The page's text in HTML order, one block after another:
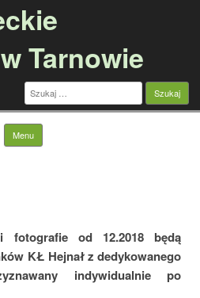
Tarnowie
Szukaj:
Menu Skip to content
fotografie od 12.2018 będą
KŁ Hejnał z dedykowanego
indywidualnie po